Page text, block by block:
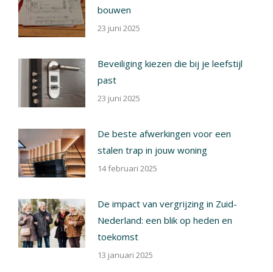
bouwen
23 juni 2025
Beveiliging kiezen die bij je leefstijl
past
23 juni 2025
De beste afwerkingen voor een
stalen trap in jouw woning
14 februari 2025
De impact van vergrijzing in Zuid-
Nederland: een blik op heden en
toekomst
13 januari 2025